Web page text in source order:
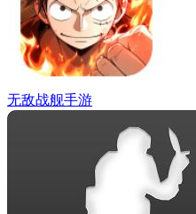
无敌战舰手游